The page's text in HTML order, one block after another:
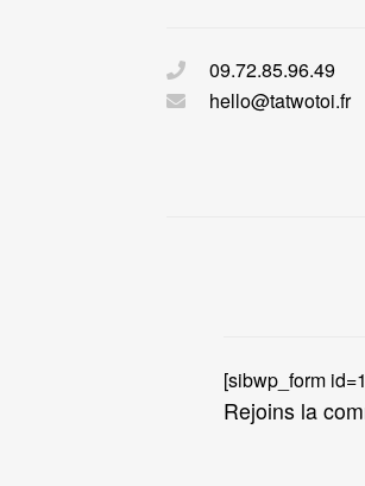
09.72.85.96.49
hello@tatwotoi.fr
[sibwp_form
Rejoins la